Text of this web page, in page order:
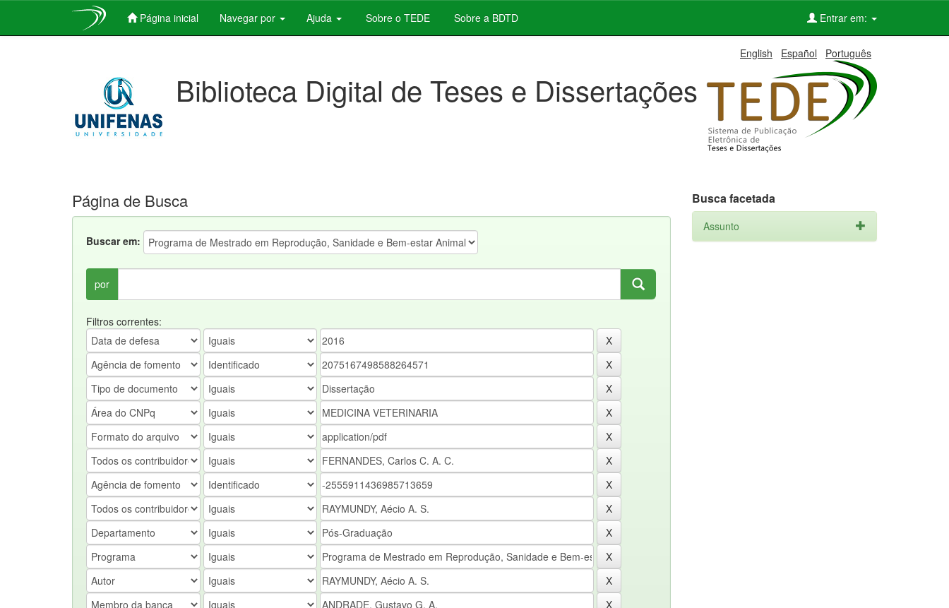
Página inicial Navegar por Ajuda Sobre o TEDE Sobre a BDTD Entrar em:
English Español Português
Biblioteca Digital de Teses e Dissertações
Página de Busca
Buscar em:
por
Filtros correntes:
Busca facetada
Assunto